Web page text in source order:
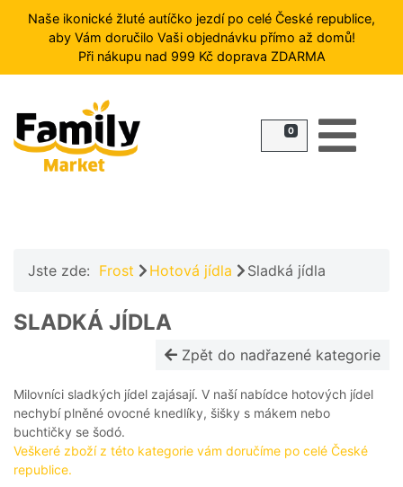
Naše ikonické žluté autíčko jezdí po celé České republice,
aby Vám doručilo Vaši objednávku přímo až domů!
Při nákupu nad 999 Kč doprava ZDARMA
FROST
ZMRZLINY
PŘÍLOHY
A
PEČIVO
OSTATNÍ
AKČNÍ
0
Jste zde: Frost Hotová jídla Sladká jídla
SLADKÁ JÍDLA
Zpět do nadřazené kategorie
Milovníci sladkých jídel zajásají. V naší nabídce hotových jídel
nechybí plněné ovocné knedlíky, šišky s mákem nebo
buchtičky se šodó.
Veškeré zboží z této kategorie vám doručíme po celé České
republice.